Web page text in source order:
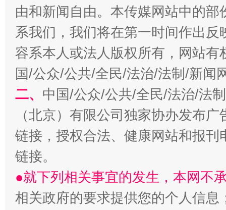
由和新闻自由。本传媒网站中的
系我们，我们将在第一时间作出
容系本人或法人版权所有，网站
国/公众/公共/全民/法治/法制/新闻
二、 中国/公众/公共/全民/法治/法
（北京）有限公司独家协办发布
链接，授权合法、健康网站和报
链接。
●就下列相关事宜的发生，本网不
相关政府的要求提供您的个人信息